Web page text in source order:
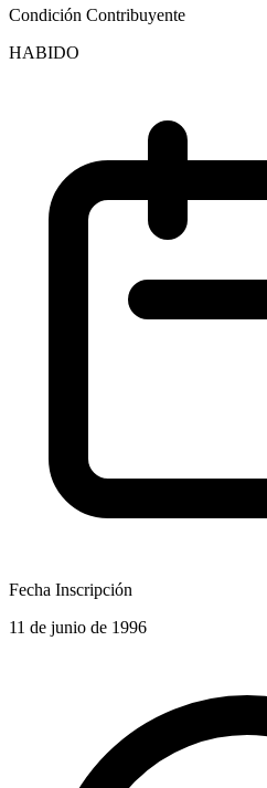
Condición Contribuyente
HABIDO
Fecha Inscripción
11 de junio de 1996